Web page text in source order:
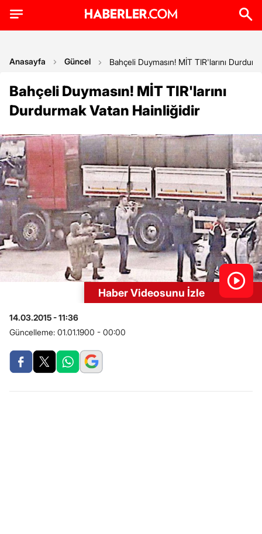
Anasayfa Güncel Bahçeli Duymasın! MİT TIR'larını
Bahçeli Duymasın! MİT TIR'larını
Durdurmak Vatan Hainliğidir
Haber Videosunu İzle
14.03.2015 - 11:36
Güncelleme: 01.01.1900 - 00:00